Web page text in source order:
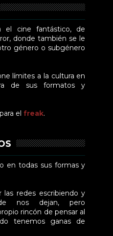
el cine fantástico, de
donde también se le
género o subgénero
límites a la cultura en
de sus formatos y
elfreak.
en todas sus formas y
las redes escribiendo y
nos dejan, pero
rincón de pensar al
tenemos ganas de